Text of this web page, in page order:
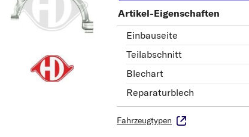
Artikel-Eigenschaften
Einbauseite
Teilabschnitt
Blechart
Reparaturblech
Fahrzeugtypen